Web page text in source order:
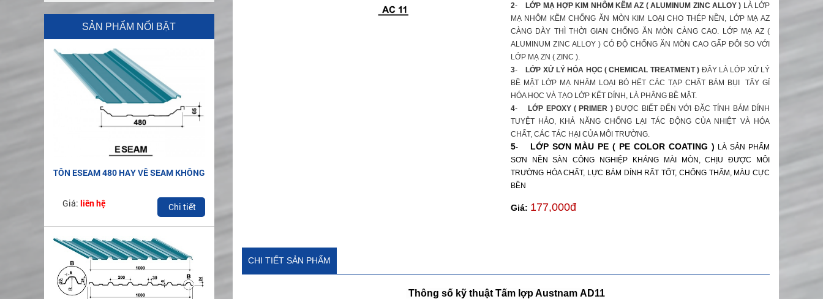
SẢN PHẨM NỔI BẬT
TÔN ESEAM 480 HAY VÊ SEAM KHÔNG
Giá: liên hệ Chi tiết
2- LỚP MẠ HỢP KIM NHÔM KẼM AZ ( ALUMINUM ZINC ALLOY ) LÀ LỚP
MẠ NHÔM KẼM CHỐNG ĂN MÒN KIM LOẠI CHO THÉP NỀN, LỚP MẠ AZ
CÀNG DÀY THÌ THỜI GIAN CHỐNG ĂN MÒN CÀNG CAO. LỚP MẠ AZ (
ALUMINUM ZINC ALLOY ) CÓ ĐỘ CHỐNG ĂN MÒN CAO GẤP ĐÔI SO VỚI
LỚP MẠ ZN ( ZINC ).
3- LỚP XỬ LÝ HÓA HỌC ( CHEMICAL TREATMENT ) ĐÂY LÀ LỚP XỬ LÝ
BỀ MẶT LỚP MẠ NHẰM LOẠI BỎ HẾT CÁC TẠP CHẤT BÁM BỤI TẨY GỈ
HÓA HỌC VÀ TẠO LỚP KẾT DÍNH, LÀ PHẲNG BỀ MẶT.
4- LỚP EPOXY ( PRIMER )ĐƯỢC BIẾT ĐẾN VỚI ĐẶC TÍNH BÁM DÍNH
TUYỆT HẢO, KHẢ NĂNG CHỐNG LẠI TÁC ĐỘNG CỦA NHIỆT VÀ HÓA
CHẤT, CÁC TÁC HẠI CỦA MÔI TRƯỜNG.
5- LỚP SƠN MÀU PE ( PE COLOR COATING ) LÀ SẢN PHẨM
SƠN NỀN SÀN CÔNG NGHIỆP KHÁNG MÀI MÒN, CHỊU ĐƯỢC MÔI
TRƯỜNG HÓA CHẤT, LỰC BÁM DÍNH RẤT TỐT, CHỐNG THẤM, MÀU CỰC
BỀN
Giá: 177,000đ
CHI TIẾT SẢN PHẨM
Thông số kỹ thuật Tấm lợp AustnamAD11